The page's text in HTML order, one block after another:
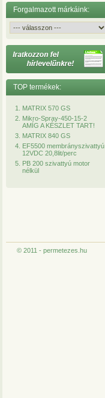
Forgalmazott márkáink:
TOP termékek:
MATRIX 570 GS
Mikro-Spray-450-15-2
AMÍG A KÉSZLET TART!
MATRIX 840 GS
EF5500 membrányszivattyú
12VDC 20,8lit/perc
PB 200 szivattyú motor
nélkül
© 2011 - permetezes.hu